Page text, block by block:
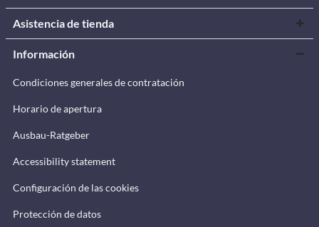
Asistencia de tienda
Información
Condiciones generales de contratación
Horario de apertura
Ausbau-Ratgeber
Accessibility statement
Configuración de las cookies
Protección de datos